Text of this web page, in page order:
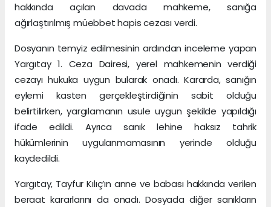
hakkında açılan davada mahkeme, sanığa
ağırlaştırılmış müebbet hapis cezası verdi.
Dosyanın temyiz edilmesinin ardından inceleme yapan
Yargıtay 1. Ceza Dairesi, yerel mahkemenin verdiği
cezayı hukuka uygun bularak onadı. Kararda, sanığın
eylemi kasten gerçekleştirdiğinin sabit olduğu
belirtilirken, yargılamanın usule uygun şekilde yapıldığı
ifade edildi. Ayrıca sanık lehine haksız tahrik
hükümlerinin uygulanmamasının yerinde olduğu
kaydedildi.
Yargıtay, Tayfur Kılıç’ın anne ve babası hakkında verilen
beraat kararlarını da onadı. Dosyada diğer sanıkların